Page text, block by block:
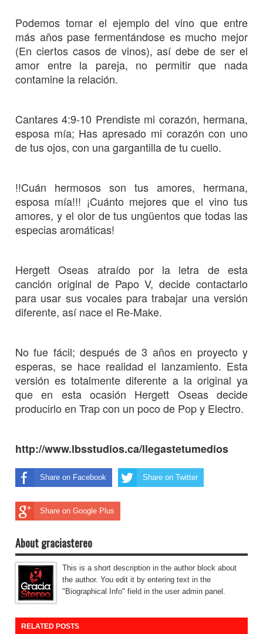
Podemos tomar el ejemplo del vino que entre
más años pase fermentándose es mucho mejor
(En ciertos casos de vinos), así debe de ser el
amor entre la pareja, no permitir que nada
contamine la relación.
Cantares 4:9-10 Prendiste mi corazón, hermana,
esposa mía; Has apresado mi corazón con uno
de tus ojos, con una gargantilla de tu cuello.
!!Cuán hermosos son tus amores, hermana,
esposa mía!!! ¡Cuánto mejores que el vino tus
amores, y el olor de tus ungüentos que todas las
especias aromáticas!
Hergett Oseas atraído por la letra de esta
canción original de Papo V, decide contactarlo
para usar sus vocales para trabajar una versión
diferente, así nace el Re-Make.
No fue fácil; después de 3 años en proyecto y
esperas, se hace realidad el lanzamiento. Esta
versión es totalmente diferente a la original ya
que en esta ocasión Hergett Oseas decide
producirlo en Trap con un poco de Pop y Electro.
http://www.lbsstudios.ca/llegastetumedios
Share on Facebook Share on Twitter
Share on Google Plus
About graciastereo
This is a short description in the author block about
the author. You edit it by entering text in the
"Biographical Info" field in the user admin panel.
RELATED POSTS